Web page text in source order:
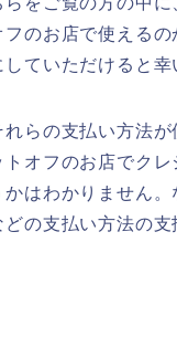
のお店で使える
ていただけると幸
らの支払い方法
トオフのお店でク
はわかりません
の支払い方法の